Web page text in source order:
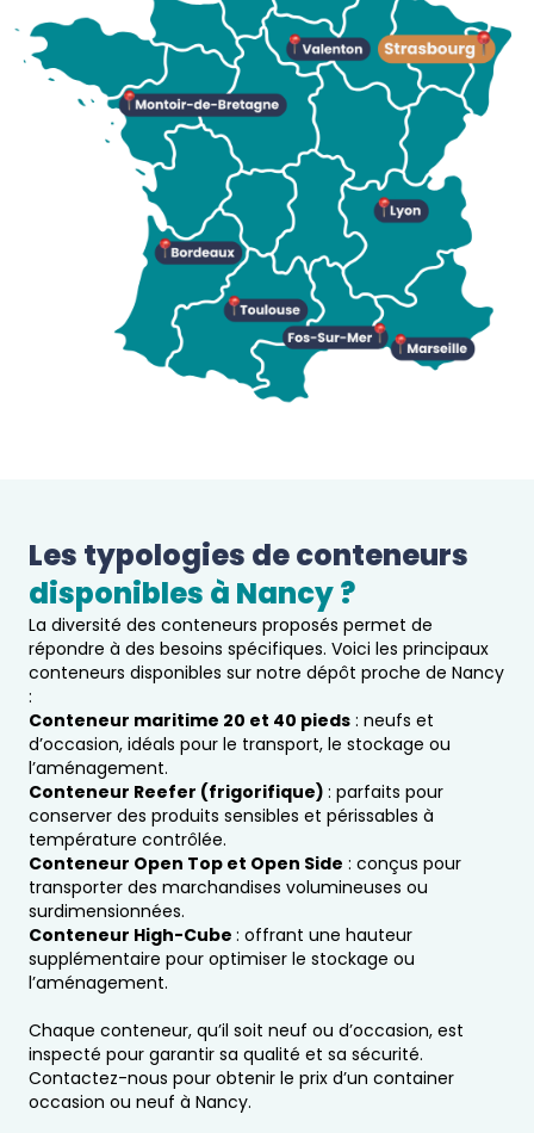
Les typologies de conteneurs
disponibles à Nancy ?
La diversité des conteneurs proposés permet de
répondre à des besoins spécifiques. Voici les principaux
conteneurs disponibles sur notre dépôt proche de Nancy
:
Conteneur maritime 20 et 40 pieds : neufs et
d’occasion, idéals pour le transport, le stockage ou
l’aménagement.
Conteneur Reefer (frigorifique) : parfaits pour
conserver des produits sensibles et périssables à
température contrôlée.
Conteneur Open Top et Open Side : conçus pour
transporter des marchandises volumineuses ou
surdimensionnées.
Conteneur High-Cube : offrant une hauteur
supplémentaire pour optimiser le stockage ou
l’aménagement.
Chaque conteneur, qu’il soit neuf ou d’occasion, est
inspecté pour garantir sa qualité et sa sécurité.
Contactez-nous pour obtenir le prix d’un container
occasion ou neuf à Nancy.